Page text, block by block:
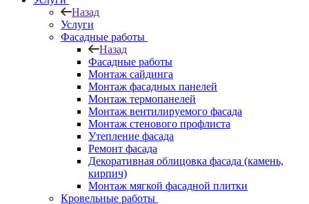
Назад
Услуги
Фасадные работы
Назад
Фасадные работы
Монтаж сайдинга
Монтаж фасадных панелей
Монтаж термопанелей
Монтаж вентилируемого фасада
Монтаж стенового профлиста
Утепление фасада
Ремонт фасада
Декоративная облицовка фасада (камень,
кирпич)
Монтаж мягкой фасадной плитки
Кровельные работы